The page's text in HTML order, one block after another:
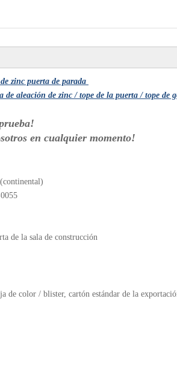
zinc puerta de parada
de aleación de zinc / tope de la puerta / tope de
en cualquier momento!
de la sala de construcción
de color / blister, cartón estándar de la